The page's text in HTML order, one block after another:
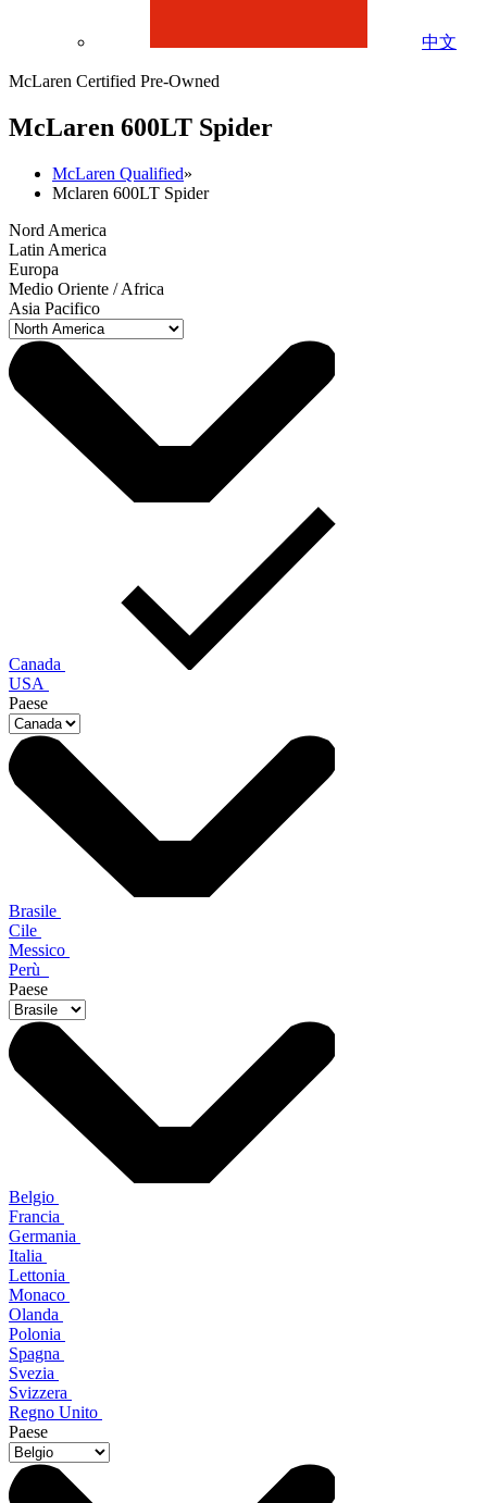
中文
McLaren Certified Pre-Owned
McLaren 600LT Spider
McLaren Qualified»
Mclaren 600LT Spider
Nord America
Latin America
Europa
Medio Oriente / Africa
Asia Pacifico
Canada
USA
Paese
Brasile
Cile
Messico
Perù
Paese
Belgio
Francia
Germania
Italia
Lettonia
Monaco
Olanda
Polonia
Spagna
Svezia
Svizzera
Regno Unito
Paese